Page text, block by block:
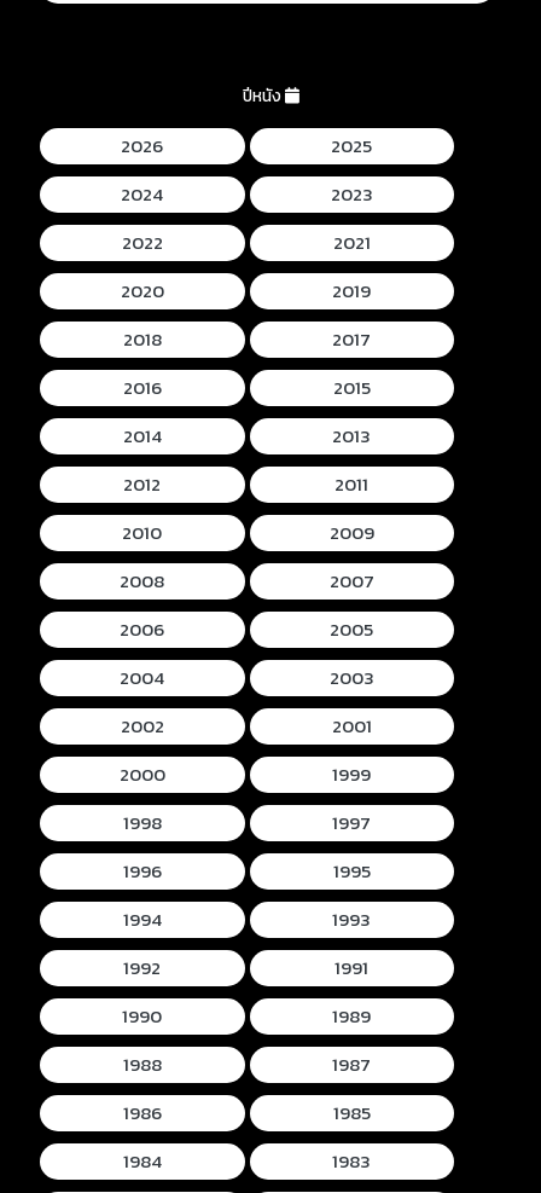
ปีหนัง
2026
2025
2024
2023
2022
2021
2020
2019
2018
2017
2016
2015
2014
2013
2012
2011
2010
2009
2008
2007
2006
2005
2004
2003
2002
2001
2000
1999
1998
1997
1996
1995
1994
1993
1992
1991
1990
1989
1988
1987
1986
1985
1984
1983